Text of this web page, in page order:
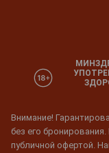
Внимание!
без его
публичной офертой.